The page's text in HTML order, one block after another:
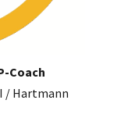
Coach
/ Hartmann